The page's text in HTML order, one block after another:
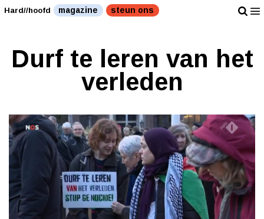
Hard//hoofd magazine steun ons
Durf te leren van het
verleden